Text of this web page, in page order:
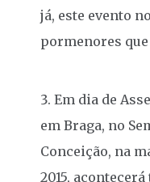
já, este evento
pormenores
Em dia de
em Braga, no
Conceição, na
2015,